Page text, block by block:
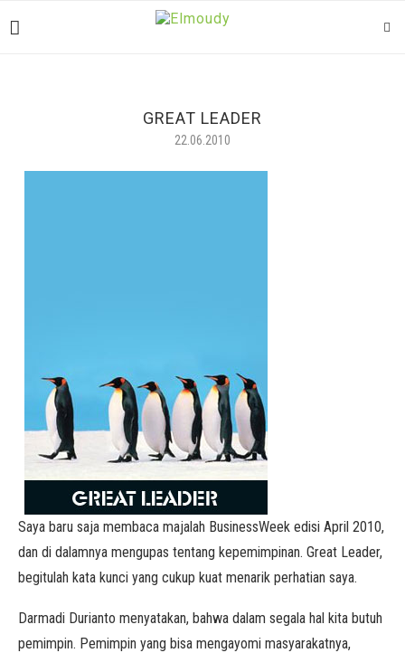
GREAT LEADER
22.06.2010
Saya baru saja membaca majalah BusinessWeek edisi April 2010,
dan di dalamnya mengupas tentang kepemimpinan. Great Leader,
begitulah kata kunci yang cukup kuat menarik perhatian saya.
Darmadi Durianto menyatakan, bahwa dalam segala hal kita butuh
pemimpin. Pemimpin yang bisa mengayomi masyarakatnya,